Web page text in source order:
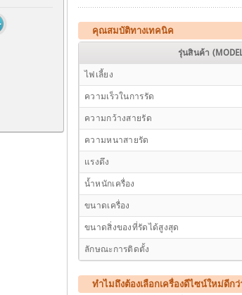
คุณสมบัติทางเทคนิค
รุ่นสินค้า
ไฟเลี้ยง
ความเร็วในการรัด
ความกว้างสายรัด
ความหนาสายรัด
แรงดึง
น้ำหนักเครื่อง
ขนาดเครื่อง
ขนาดสิ่งของที่รัดได้สูงสุด
ลักษณะการติดตั้ง
ทำไมถึงต้องเลือกเครื่องดีไซน์ใหม่ดีกว่